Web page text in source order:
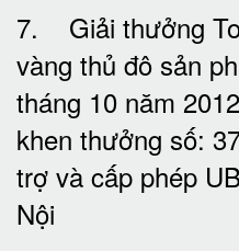
7. Giải thưởng
vàng thủ đô sản
tháng 10 năm
khen thưởng số:
trợ và cấp phép
Nội